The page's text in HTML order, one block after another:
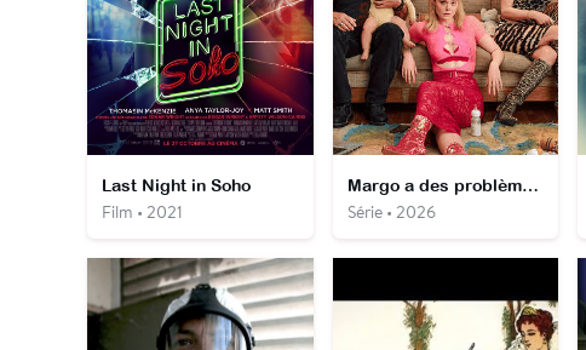
Last Night in Soho
Film • 2021
Margo a des problèmes d'argent
Série • 2026